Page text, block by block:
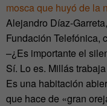
mosca que huyó de la
Alejandro Díaz-
Fundación Telefónica,
–¿Es importante el
Sí. Lo es. Millás
Es una habitación
que hace de «gran